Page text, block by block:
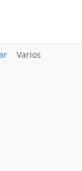
Varios